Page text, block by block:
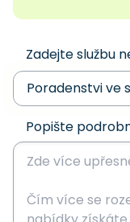
Zadejte službu
Popište